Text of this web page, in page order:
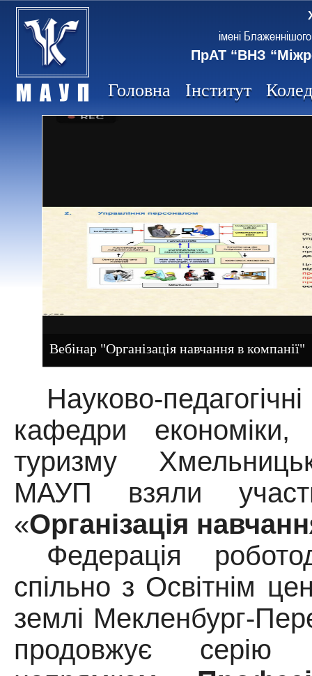
імені
ПрАТ “ВНЗ
Головна Інститут
Вебінар "Організація навчання в компанії"
Науково-
кафедри економіки,
туризму
МАУП взяли
«Організація
Федерація
спільно з Освітнім
землі Мекленбург-
продовжує серію